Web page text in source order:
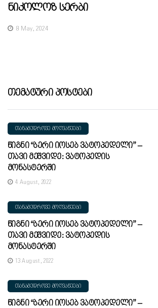
Ნიკოლოზ Სერბი
8 May, 2024
Თემატური Პოსტები
ᲗᲐᲜᲐᲛᲔᲓᲠᲝᲕᲔ ᲛᲝᲦᲕᲐᲬᲔᲔᲑᲘ
Წიგნი “ბერი Იოსებ Ვატოპედელი” –
Თავი Მეშვიდე: Ვატოპედის
Მონასტერში
4 August, 2022
ᲗᲐᲜᲐᲛᲔᲓᲠᲝᲕᲔ ᲛᲝᲦᲕᲐᲬᲔᲔᲑᲘ
Წიგნი “ბერი Იოსებ Ვატოპედელი” –
Თავი Მეშვიდე: Ვატოპედის
Მონასტერში
13 August, 2022
ᲗᲐᲜᲐᲛᲔᲓᲠᲝᲕᲔ ᲛᲝᲦᲕᲐᲬᲔᲔᲑᲘ
Წიგნი “ბერი Იოსებ Ვატოპედელი” –